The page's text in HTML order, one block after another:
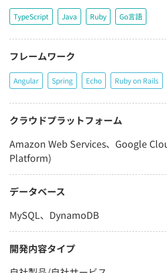
TypeScript Java Ruby Go言語
フレームワーク
Angular Spring Echo Ruby on Rails
クラウドプラットフォーム
Amazon Web Services、Google
Platform)
データベース
MySQL、DynamoDB
開発内容タイプ